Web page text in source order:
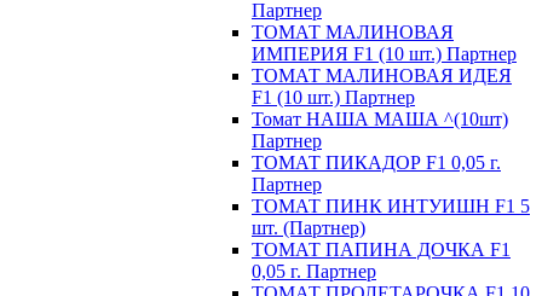
Партнер
ТОМАТ МАЛИНОВАЯ
ИМПЕРИЯ F1 (10 шт.) Партнер
ТОМАТ МАЛИНОВАЯ ИДЕЯ
F1 (10 шт.) Партнер
Томат НАША МАША ^(10шт)
Партнер
ТОМАТ ПИКАДОР F1 0,05 г.
Партнер
ТОМАТ ПИНК ИНТУИШН F1 5
шт. (Партнер)
ТОМАТ ПАПИНА ДОЧКА F1
0,05 г. Партнер